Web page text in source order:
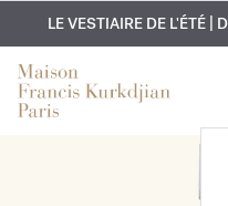
EXCLUSIF | Découvrez le
dans
GRAVURE OFFERTE |
corps
LE VESTIAIRE DE L'ÉTÉ